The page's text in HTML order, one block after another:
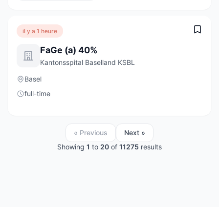
il y a 1 heure
FaGe (a) 40%
Kantonsspital Baselland KSBL
Basel
full-time
« Previous
Next »
Showing 1 to 20 of 11275 results